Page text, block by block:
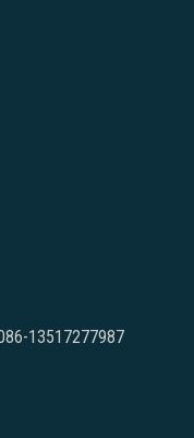
13517277987